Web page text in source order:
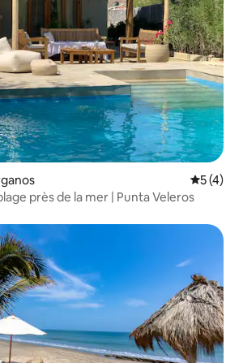
5 (4)
près de la mer | Punta Veleros